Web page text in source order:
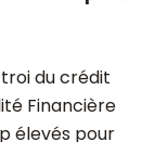
du crédit
Financière
élevés pour